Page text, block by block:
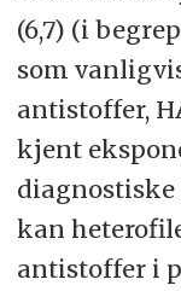
(6,7) (i
som
antistoffer,
kjent
kan
antistoffer i